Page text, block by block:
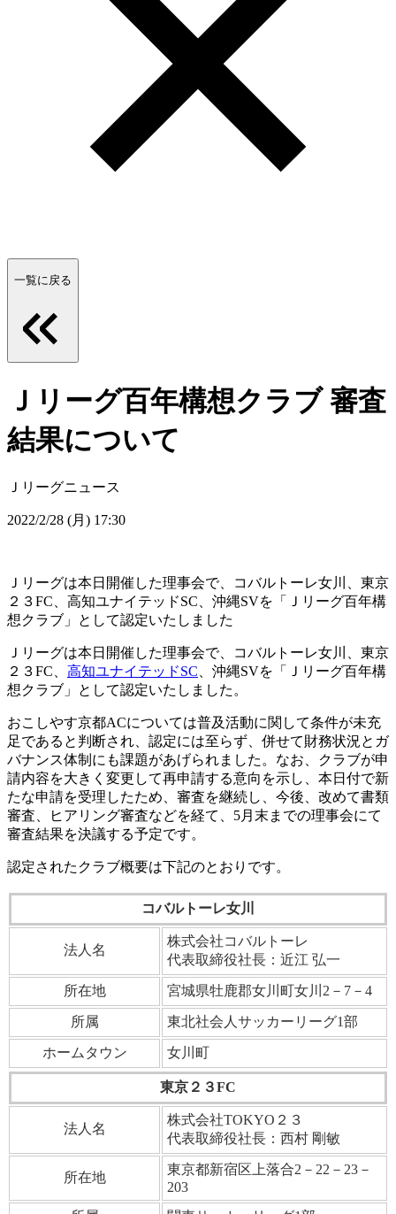
一覧に戻る
Ｊリーグ百年構想クラブ 審査
結果について
Ｊリーグニュース
2022/2/28 (月) 17:30
Ｊリーグは本日開催した理事会で、コバルトーレ女川、東京
２３FC、高知ユナイテッドSC、沖縄SVを「Ｊリーグ百年構
想クラブ」として認定いたしました
Ｊリーグは本日開催した理事会で、コバルトーレ女川、東京
２３FC、 高知ユナイテッドSC 、沖縄SVを「Ｊリーグ百年構
想クラブ」として認定いたしました。
おこしやす京都ACについては普及活動に関して条件が未充
足であると判断され、認定には至らず、併せて財務状況とガ
バナンス体制にも課題があげられました。なお、クラブが申
請内容を大きく変更して再申請する意向を示し、本日付で新
たな申請を受理したため、審査を継続し、今後、改めて書類
審査、ヒアリング審査などを経て、5月末までの理事会にて
審査結果を決議する予定です。
認定されたクラブ概要は下記のとおりです。
コバルトーレ女川
法人名
株式会社コバルトーレ
代表取締役社長：近江 弘一
所在地 宮城県牡鹿郡女川町女川2－7－4
所属 東北社会人サッカーリーグ1部
ホームタウン 女川町
東京２３FC
法人名
株式会社TOKYO２３
代表取締役社長：西村 剛敏
所在地
東京都新宿区上落合2－22－23－
203